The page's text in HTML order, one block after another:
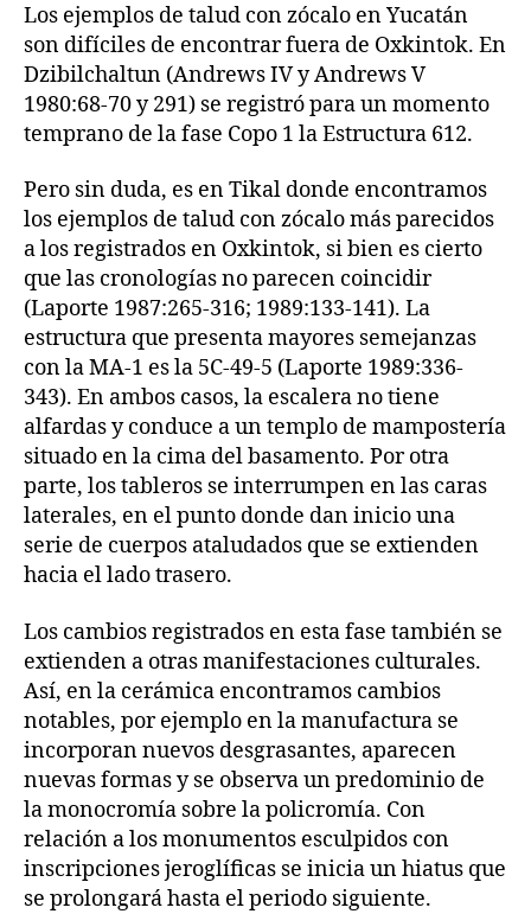
Los ejemplos de talud con zócalo en Yucatán
son difíciles de encontrar fuera de Oxkintok. En
Dzibilchaltun (Andrews IV y Andrews V
1980:68-70 y 291) se registró para un momento
temprano de la fase Copo 1 la Estructura 612.
Pero sin duda, es en Tikal donde encontramos
los ejemplos de talud con zócalo más parecidos
a los registrados en Oxkintok, si bien es cierto
que las cronologías no parecen coincidir
(Laporte 1987:265-316; 1989:133-141). La
estructura que presenta mayores semejanzas
con la MA-1 es la 5C-49-5 (Laporte 1989:336-
343). En ambos casos, la escalera no tiene
alfardas y conduce a un templo de mampostería
situado en la cima del basamento. Por otra
parte, los tableros se interrumpen en las caras
laterales, en el punto donde dan inicio una
serie de cuerpos ataludados que se extienden
hacia el lado trasero.
Los cambios registrados en esta fase también se
extienden a otras manifestaciones culturales.
Así, en la cerámica encontramos cambios
notables, por ejemplo en la manufactura se
incorporan nuevos desgrasantes, aparecen
nuevas formas y se observa un predominio de
la monocromía sobre la policromía. Con
relación a los monumentos esculpidos con
inscripciones jeroglíficas se inicia un hiatus que
se prolongará hasta el periodo siguiente.